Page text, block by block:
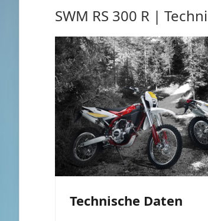
SWM RS 300 R |
Technische Daten